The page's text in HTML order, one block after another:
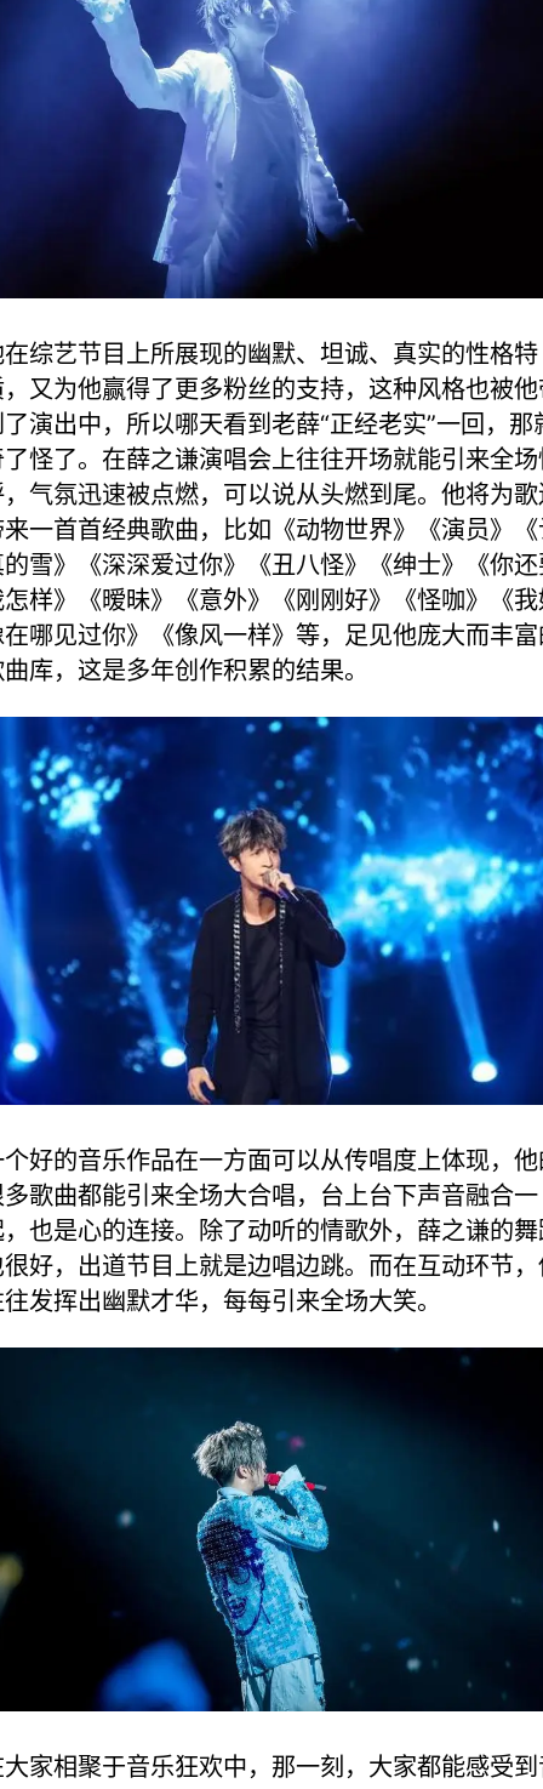
综艺节目上所展现的幽默、坦诚、真实的性格特
又为他赢得了更多粉丝的支持，这种风格也被
演出中，所以哪天看到老薛“正经老实”一回，那
怪了。在薛之谦演唱会上往往开场就能引来全
气氛迅速被点燃，可以说从头燃到尾。他将为
一首首经典歌曲，比如《动物世界》《演员》
雪》《深深爱过你》《丑八怪》《绅士》《你
样》《暧昧》《意外》《刚刚好》《怪咖》《
哪见过你》《像风一样》等，足见他庞大而丰
库，这是多年创作积累的结果。
好的音乐作品在一方面可以从传唱度上体现，
歌曲都能引来全场大合唱，台上台下声音融合一
也是心的连接。除了动听的情歌外，薛之谦的
好，出道节目上就是边唱边跳。而在互动环节
发挥出幽默才华，每每引来全场大笑。
家相聚于音乐狂欢中，那一刻，大家都能感受